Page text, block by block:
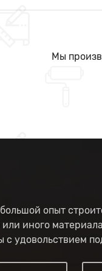
Мы
опыт
иного
с удовольствием